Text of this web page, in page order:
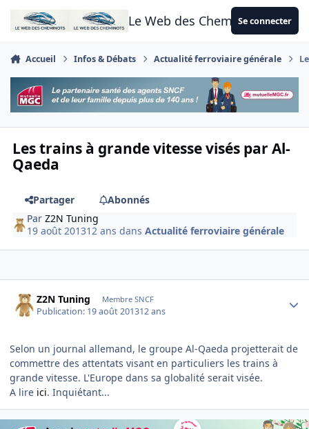
Aller au contenu
Le Web des CheminotsSe connecter
Accueil Infos & Débats Actualité ferroviaire générale
Les trains à grande vitesse visés par Al-
Qaeda
Partager
Abonnés
ParZ2N Tuning
19 août 201312 ans dansActualité ferroviaire générale
Z2N Tuning Membre SNCF
Publication: 19 août 201312 ans
Selon un journal allemand, le groupe Al-Qaeda projetterait de
commettre des attentats visant en particuliers les trains à
grande vitesse. L'Europe dans sa globalité serait visée.
A lire ici. Inquiétant...